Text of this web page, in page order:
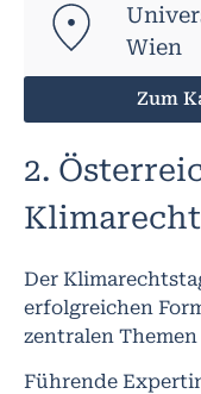
Wien
Zum
2.
Der
erfolgreichen
zentralen
Führende